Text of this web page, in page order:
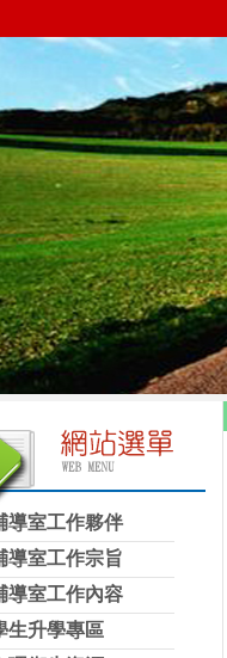
導室工作夥伴
導室工作宗旨
導室工作內容
生升學專區